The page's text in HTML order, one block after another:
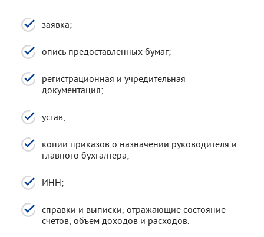
заявка;
опись предоставленных бумаг;
регистрационная и учредительная
документация;
устав;
копии приказов о назначении руководителя и
главного бухгалтера;
ИНН;
справки и выписки, отражающие состояние
счетов, объем доходов и расходов.